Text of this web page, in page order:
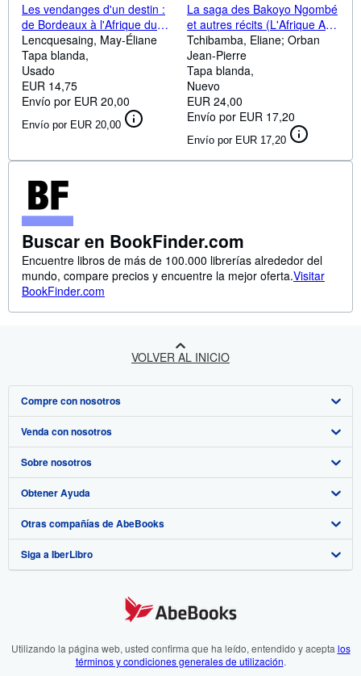
Les vendanges d'un destin :
de Bordeaux à l'Afrique du
Sud
Lencquesaing, May-Éliane
Tapa blanda
Usado
EUR 14,75
Envío por EUR 20,00
Envío por EUR 20,00
La saga des Bakoyo Ngombé
et autres récits (L'Afrique Au
Coeur Des Lettres) (French
Edition)
Tchibamba, Eliane; Orban
Jean-Pierre
Tapa blanda
Nuevo
EUR 24,00
Envío por EUR 17,20
Envío por EUR 17,20
Buscar en BookFinder.com
Encuentre libros de más de 100.000 librerías alrededor del
mundo, compare precios y encuentre la mejor oferta.Visitar
BookFinder.com
VOLVER AL INICIO
Compre con nosotros
Búsqueda avanzada
Colecciones
Mi cuenta
Mis pedidos
Ver carrito
Venda con nosotros
Comenzar a vender
Únase a nuestro programa de afiliados
Recomiende un vendedor
Sobre nosotros
Sobre IberLibro
Medios
Empleo
Preferencias de cookies
Aviso de cookies
Obtener Ayuda
Preguntas frecuentes y guías
Atención al Cliente
Otras compañías de AbeBooks
AbeBooks.com
AbeBooks.fr
Siga a IberLibro
Utilizando la página web, usted confirma que ha leído, entendido y acepta los
términos y condiciones generales de utilización.